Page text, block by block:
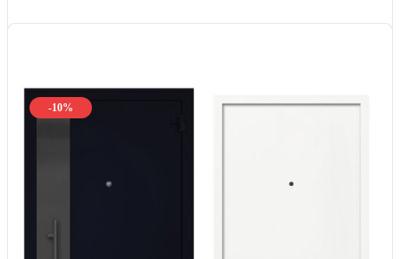
-10%